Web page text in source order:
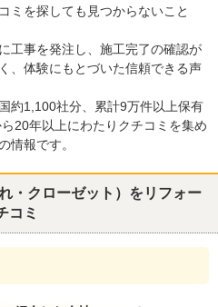
ミを探しても見つからないこと
工事を発注し、施工完了の確認が
、体験にもとづいた信頼できる声
約1,100社分、累計9万件以上保有
20年以上にわたりクチコミを集め
情報です。
・クローゼット）をリフォー
コミ